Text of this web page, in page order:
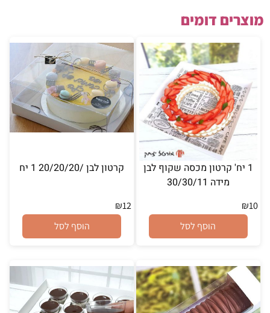
מוצרים דומים
1 יח' קרטון מכסה שקוף לבן
מידה 30/30/11
₪10
הוסף לסל
קרטון לבן /20/20/20 1 יח
₪12
הוסף לסל